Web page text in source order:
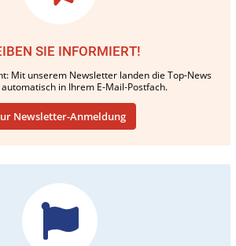
SIE INFORMIERT!
Mit unserem Newsletter landen die Top-News
in Ihrem E-Mail-Postfach.
Newsletter-Anmeldung